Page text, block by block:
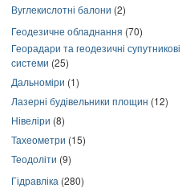
Вуглекислотні балони (2)
Геодезичне обладнання (70)
Георадари та геодезичні супутникові
системи (25)
Дальноміри (1)
Лазерні будівельники площин (12)
Нівеліри (8)
Тахеометри (15)
Теодоліти (9)
Гідравліка (280)